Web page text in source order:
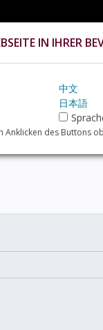
IN IHRER
中文
日本語
Anklicken des Buttons